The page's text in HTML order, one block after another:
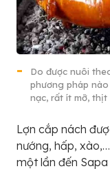
Do được nuôi
phương pháp
nạc, rất ít mỡ, thịt
Lợn cắp nách
nướng, hấp,
một lần đến